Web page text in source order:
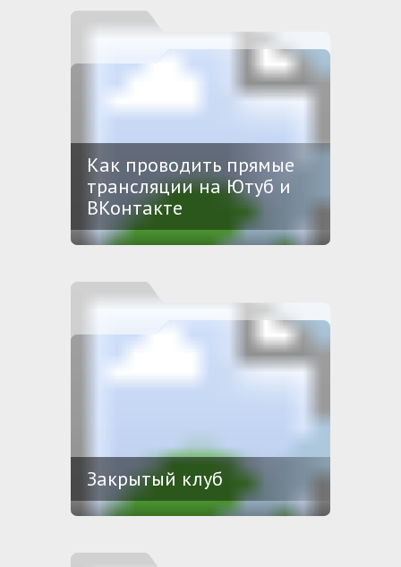
Как проводить прямые
трансляции на Ютуб и
ВКонтакте
Закрытый клуб